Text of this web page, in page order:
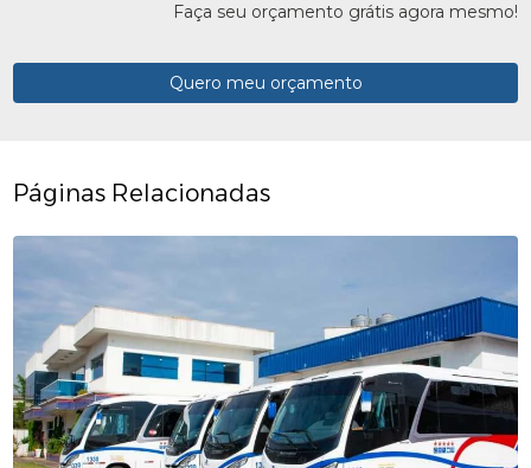
Faça seu orçamento grátis agora mesmo!
Quero meu orçamento
Páginas Relacionadas